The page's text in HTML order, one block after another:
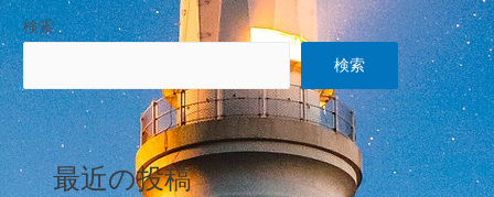
検索
検索
最近の投稿